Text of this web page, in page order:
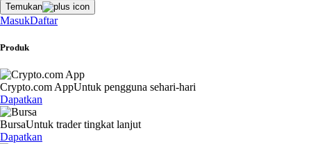
Temukan
MasukDaftar
Produk
Crypto.com AppUntuk pengguna sehari-hari
Dapatkan
BursaUntuk trader tingkat lanjut
Dapatkan